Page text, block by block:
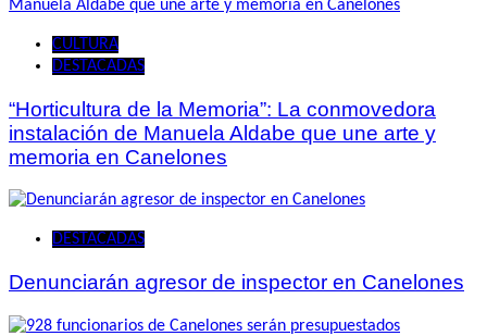
CULTURA
DESTACADAS
“Horticultura de la Memoria”: La conmovedora
instalación de Manuela Aldabe que une arte y
memoria en Canelones
DESTACADAS
Denunciarán agresor de inspector en Canelones